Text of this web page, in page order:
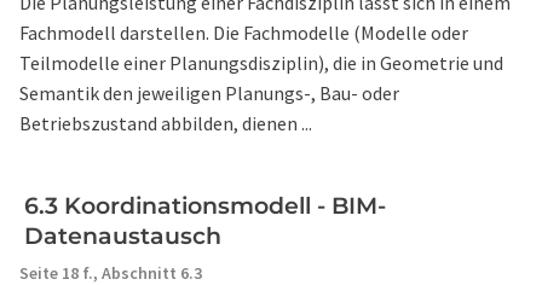
Fachmodell darstellen. Die Fachmodelle (Modelle oder
Teilmodelle einer Planungsdisziplin), die in Geometrie und
Semantik den jeweiligen Planungs-, Bau- oder
Betriebszustand abbilden, dienen ...
6.3 Koordinationsmodell - BIM-
Datenaustausch
Seite 18 f., Abschnitt 6.3